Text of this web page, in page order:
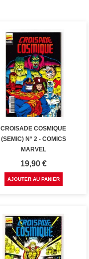
CROISADE COSMIQUE
(SEMIC) N° 2 - COMICS
MARVEL
Prix
19,90 €
AJOUTER AU PANIER